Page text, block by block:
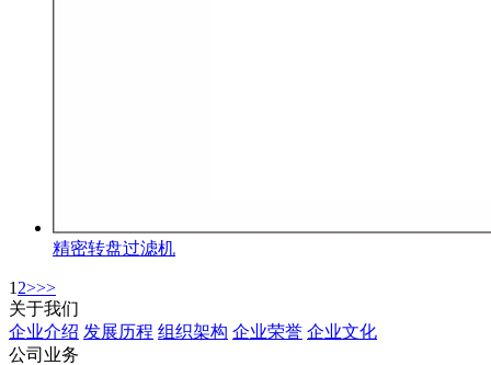
精密转盘过滤机
1 2>>>
关于我们
企业介绍 发展历程 组织架构 企业荣誉 企业文化
公司业务